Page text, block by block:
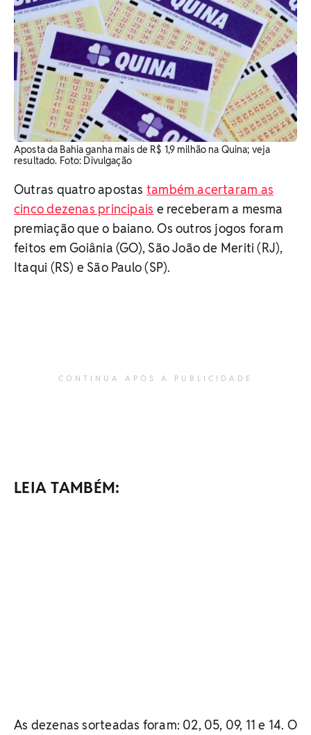
Aposta da Bahia ganha mais de R$ 1,9 milhão na Quina; veja
resultado. Foto: Divulgação
Outras quatro apostas também acertaram as
cinco dezenas principais e receberam a mesma
premiação que o baiano. Os outros jogos foram
feitos em Goiânia (GO), São João de Meriti (RJ),
Itaqui (RS) e São Paulo (SP).
CONTINUA APÓS A PUBLICIDADE
LEIA TAMBÉM:
As dezenas sorteadas foram: 02, 05, 09, 11 e 14. O